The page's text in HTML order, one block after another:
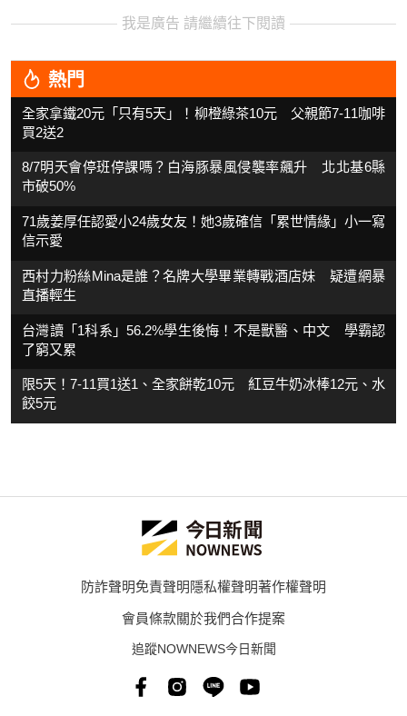
我是廣告 請繼續往下閱讀
熱門
全家拿鐵20元「只有5天」！柳橙綠茶10元 父親節7-11咖啡
買2送2
8/7明天會停班停課嗎？白海豚暴風侵襲率飆升 北北基6縣
市破50%
71歲姜厚任認愛小24歲女友！她3歲確信「累世情緣」小一寫
信示愛
西村力粉絲Mina是誰？名牌大學畢業轉戰酒店妹 疑遭網暴
直播輕生
台灣讀「1科系」56.2%學生後悔！不是獸醫、中文 學霸認
了窮又累
限5天！7-11買1送1、全家餅乾10元 紅豆牛奶冰棒12元、水
餃5元
防詐聲明免責聲明隱私權聲明著作權聲明
會員條款關於我們合作提案
追蹤NOWNEWS今日新聞